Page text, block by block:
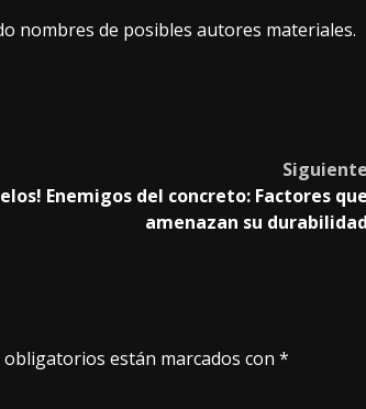
nombres de posibles autores materiales.
Enemigos del concreto: Factores
amenazan su
obligatorios están marcados con *